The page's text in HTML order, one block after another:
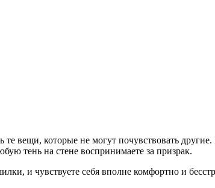
вещи, которые не могут почувствовать
тень на стене воспринимаете за призрак.
и чувствуете себя вполне комфортно и